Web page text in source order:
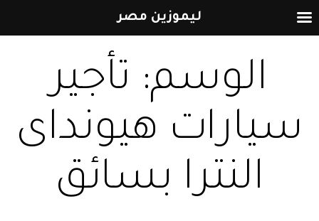
إلى
المحتوىالوسم: تأجير
سيارات هيونداى
النترا بسائق
ليموزين مصر